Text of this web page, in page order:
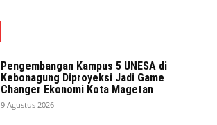
Pengembangan Kampus 5 UNESA di
Kebonagung Diproyeksi Jadi Game
Changer Ekonomi Kota Magetan
9 Agustus 2026